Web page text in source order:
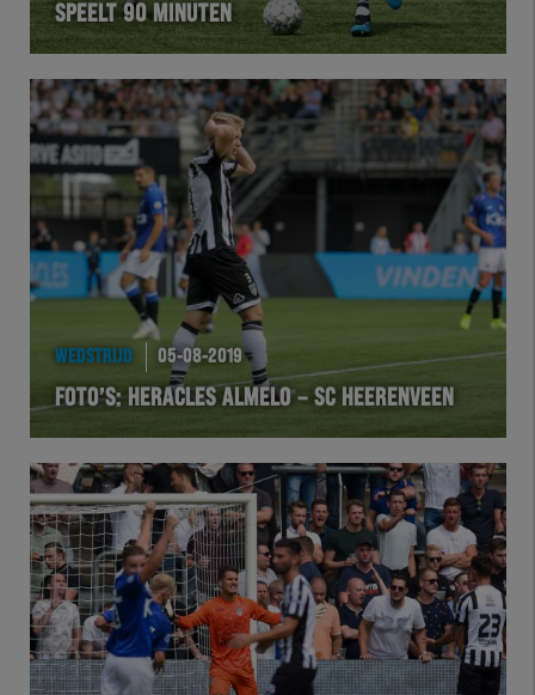
SPEELT 90 MINUTEN
WEDSTRIJD 05-08-2019
FOTO’S: HERACLES ALMELO – SC HEERENVEEN